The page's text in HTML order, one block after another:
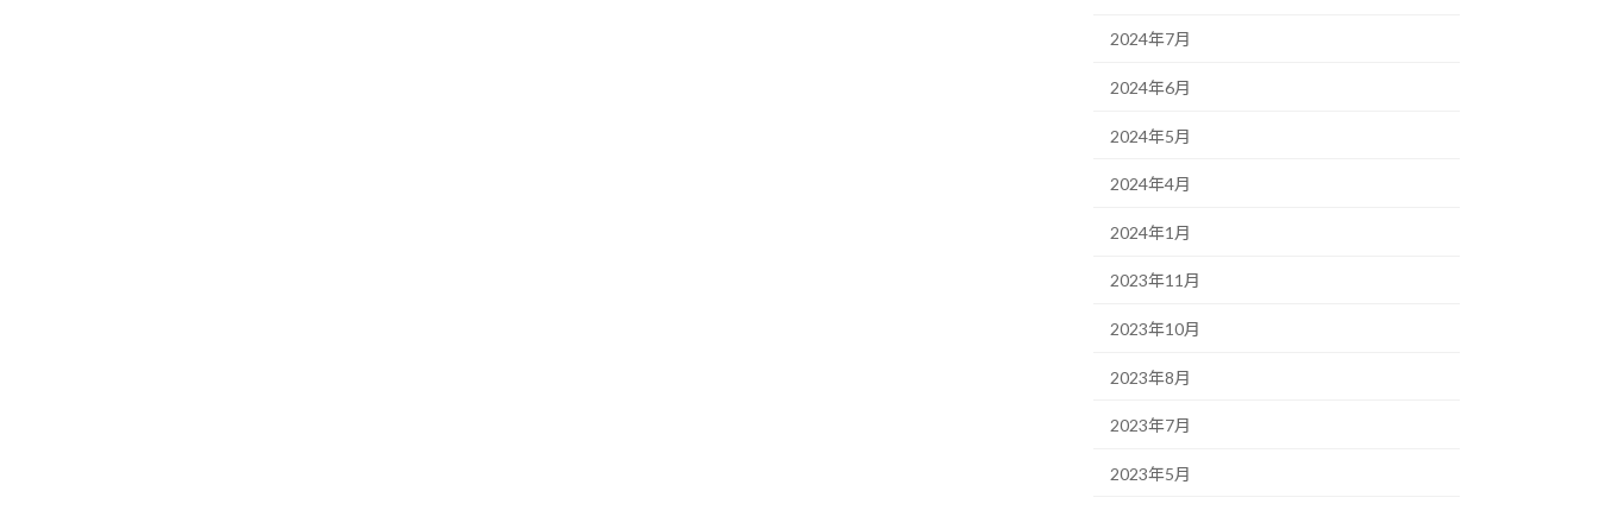
2024年7月
2024年6月
2024年5月
2024年4月
2024年1月
2023年11月
2023年10月
2023年8月
2023年7月
2023年5月